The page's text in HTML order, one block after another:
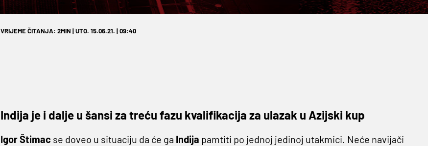
VRIJEME ČITANJA: 2MIN | UTO. 15.06.21. | 09:40
Indija je i dalje u šansi za treću fazu kvalifikacija za ulazak u Azijski kup
Igor Štimac se doveo u situaciju da će ga Indija pamtiti po jednoj jedinoj utakmici. Neće navijači